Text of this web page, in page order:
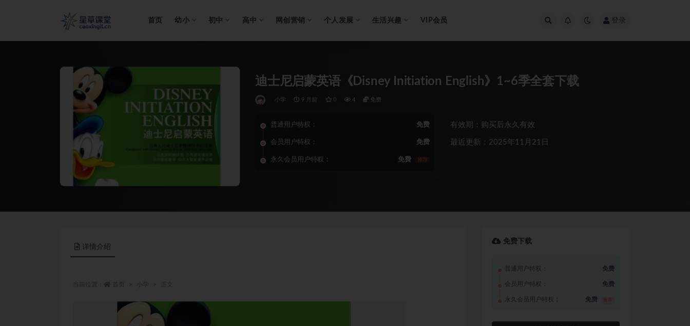
首页 幼小 初中 高中 网创营销 个人发展 生活兴趣 VIP会员 登录
迪士尼启蒙英语《Disney Initiation English》1~6季全套下载
小学 9 月前 0 4 免费
普通用户特权： 免费
会员用户特权： 免费
永久会员用户特权： 免费 推荐
有效期：购买后永久有效
最近更新：2025年11月21日
详情介绍
免费下载
普通用户特权： 免费
会员用户特权： 免费
永久会员用户特权： 免费